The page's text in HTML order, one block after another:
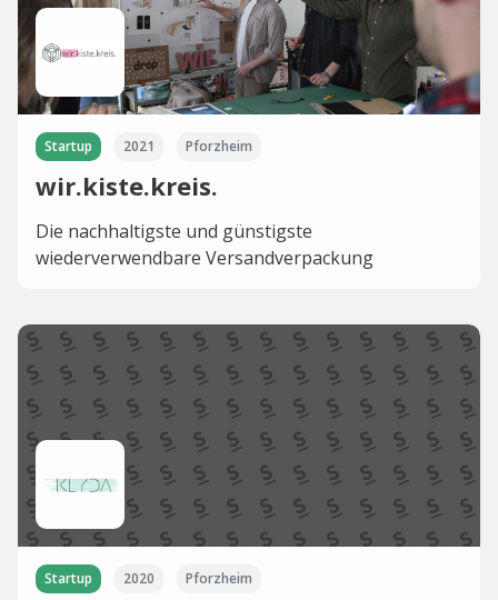
Startup 2021 Pforzheim
wir.kiste.kreis.
Die nachhaltigste und günstigste
wiederverwendbare Versandverpackung
Startup 2020 Pforzheim